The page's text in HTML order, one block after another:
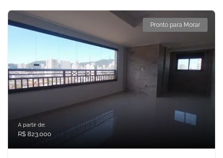
Pronto para Morar
A partir de:
R$ 823.000